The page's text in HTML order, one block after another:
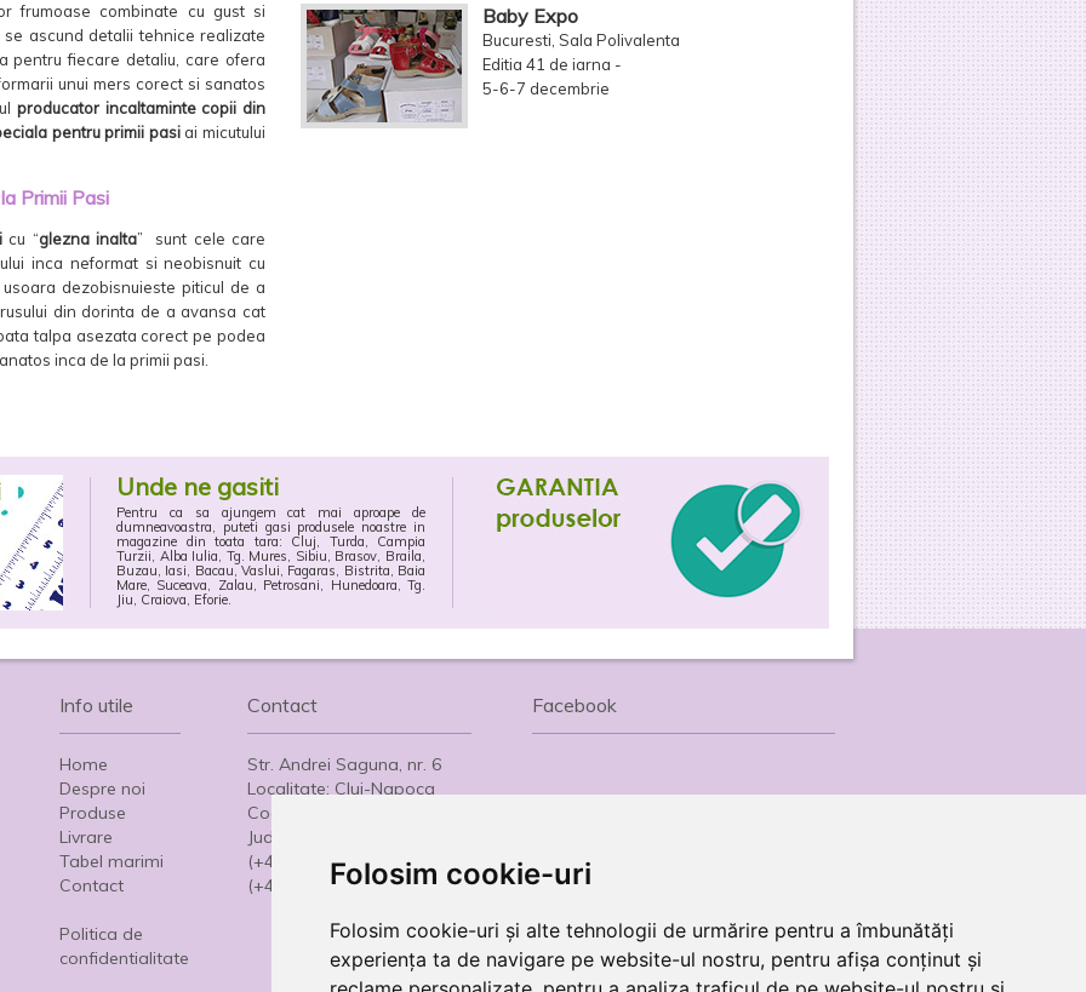
Folosim cookie-uri
Folosim cookie-uri și alte tehnologii de urmărire pentru a îmbunătăți
experiența ta de navigare pe website-ul nostru, pentru afișa conținut și
frumoase combinate cu gust si
ascund detalii tehnice realizate
pentru fiecare detaliu, care ofera
unui mers corect si sanatos
producator incaltaminte copii din
pentru primii pasiai micutului
Primii Pasi
cu “glezna inalta” sunt cele care
inca neformat si neobisnuit cu
dezobisnuieste piticul de a
din dorinta de a avansa cat
talpa asezata corect pe podea
inca de la primii pasi.
Baby Expo
Bucuresti, Sala Polivalenta
Editia 41 de iarna -
5-6-7 decembrie
Unde ne gasiti
Pentru ca sa ajungem cat mai aproape de
dumneavoastra, puteti gasi produsele noastre in
magazine din toata tara: Cluj, Turda, Campia
Turzii, Alba Iulia, Tg. Mures, Sibiu, Brasov, Braila,
Buzau, Iasi, Bacau, Vaslui, Fagaras, Bistrita, Baia
Mare, Suceava, Zalau, Petrosani, Hunedoara, Tg.
Jiu, Craiova, Eforie.
Info utile
Home
Despre noi
Produse
Livrare
Tabel marimi
Contact
Politica de
confidentialitate
Contact
Str. Andrei Saguna, nr. 6
Localitate: Cluj-Napoca
Cod: 400103
Judet: Cluj
(+4) 0745 322 436
(+4) 0264 416 795
Facebook